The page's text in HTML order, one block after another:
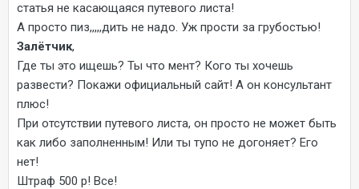
статья не касающаяся путевого листа!
А просто пиз,,,,,дить не надо. Уж прости за грубостью!
Залётчик,
Где ты это ищешь? Ты что мент? Кого ты хочешь
развести? Покажи официальный сайт! А он консультант
плюс!
При отсутствии путевого листа, он просто не может быть
как либо заполненным! Или ты тупо не догоняет? Его
нет!
Штраф 500 р! Все!